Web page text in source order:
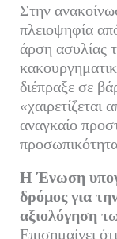
Στην
πλειοψηφία
άρση ασυλίας
διέπραξε σε
αναγκαίο
Η Ένωση
δρόμος για
αξιολόγηση
Επισημαίνει